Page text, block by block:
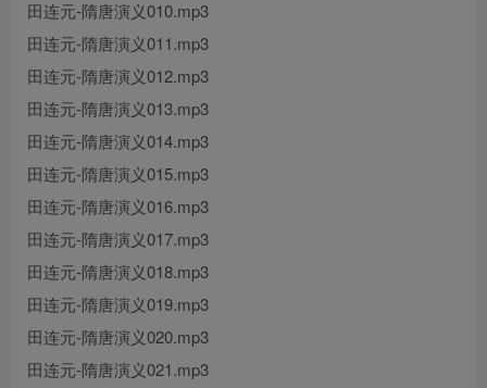
田连元-隋唐演义010.mp3
田连元-隋唐演义011.mp3
田连元-隋唐演义012.mp3
田连元-隋唐演义013.mp3
田连元-隋唐演义014.mp3
田连元-隋唐演义015.mp3
田连元-隋唐演义016.mp3
田连元-隋唐演义017.mp3
田连元-隋唐演义018.mp3
田连元-隋唐演义019.mp3
田连元-隋唐演义020.mp3
田连元-隋唐演义021.mp3